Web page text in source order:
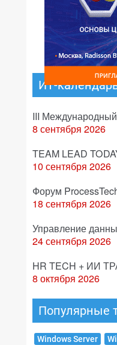
ИТ-
III Международный
8 сентября 2026
TEAM LEAD
10 сентября 2026
Форум
18 сентября 2026
Управление
24 сентября 2026
HR TECH + ИИ
8 октября 2026
Популярные
Windows Server